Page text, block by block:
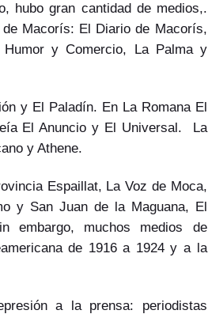
hubo gran cantidad de medios,.
Macorís: El Diario de Macorís,
y Comercio, La Palma y
y El Paladín. En La Romana El
El Anuncio y El Universal. La
y Athene.
Espaillat, La Voz de Moca,
y San Juan de la Maguana, El
embargo, muchos medios de
de 1916 a 1924 y a la
a la prensa: periodistas